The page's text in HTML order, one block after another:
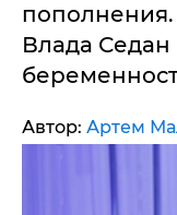
Влада Седан
Автор: Артем